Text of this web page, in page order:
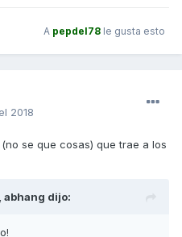
A pepdel78 le gusta esto
2018
se que cosas) que trae a los
abhang dijo: